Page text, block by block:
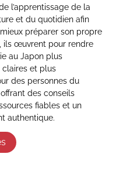
l’apprentissage de la
et du quotidien afin
préparer son propre
ils œuvrent pour rendre
au Japon plus
claires et plus
des personnes du
des conseils
fiables et un
authentique.